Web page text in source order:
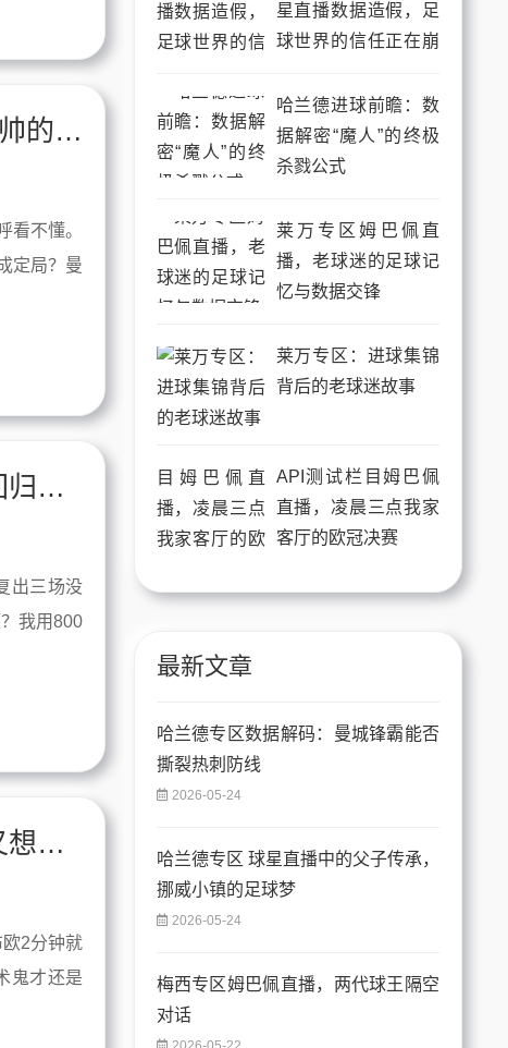
哈兰德直播爆粗口！21分钟0触球，瓜帅的表情给我整不会了
看不懂。
定局？曼
为什么内马尔在线直播比他的桑托斯回归还让人上头？
出三场没
我用800
说真的，哈兰德在线直播让我又想笑又想骂，瓜帅这波操作我服了
2分钟就
鬼才还是
星直播数据造假，足
球世界的信任正在崩
哈兰德进球前瞻：数
据解密“魔人”的终极
杀戮公式
莱万专区姆巴佩直
播，老球迷的足球记
忆与数据交锋
莱万专区：进球集锦
背后的老球迷故事
API测试栏目姆巴佩
直播，凌晨三点我家
客厅的欧冠决赛
最新文章
哈兰德专区数据解码：曼城锋霸能否
撕裂热刺防线
2026-05-24
哈兰德专区 球星直播中的父子传承，
挪威小镇的足球梦
2026-05-24
梅西专区姆巴佩直播，两代球王隔空
对话